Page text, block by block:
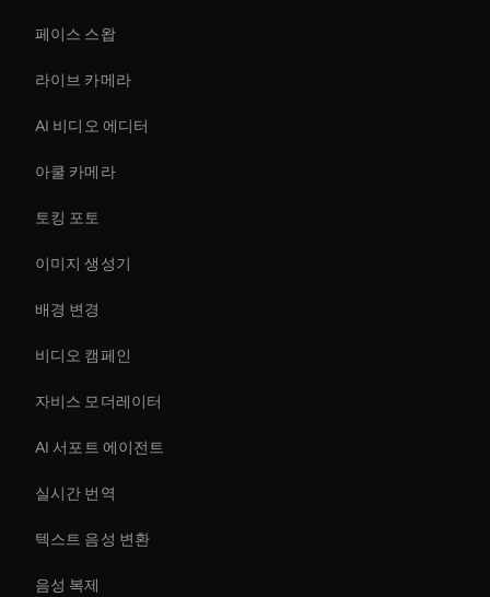
페이스 스왑
라이브 카메라
AI 비디오 에디터
아쿨 카메라
토킹 포토
이미지 생성기
배경 변경
비디오 캠페인
자비스 모더레이터
AI 서포트 에이전트
실시간 번역
텍스트 음성 변환
음성 복제